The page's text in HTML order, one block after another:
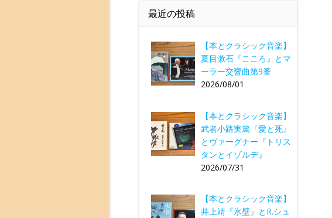
最近の投稿
【本とクラシック音楽】
夏目漱石『こころ』とマ
ーラー交響曲第9番
2026/08/01
【本とクラシック音楽】
武者小路実篤『愛と死』
とヴァーグナー『トリス
タンとイゾルデ』
2026/07/31
【本とクラシック音楽】
井上靖『氷壁』とR.シュ